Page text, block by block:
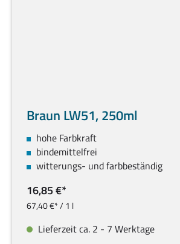
Braun LW51, 250ml
hohe Farbkraft
bindemittelfrei
witterungs- und farbbeständig
16,85 €*
67,40 €* / 1 l
Lieferzeit ca. 2 - 7 Werktage